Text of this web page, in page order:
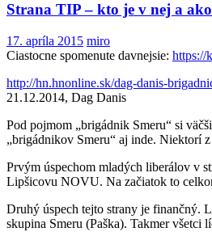
Strana TIP – kto je v nej a
17. apríla 2015 miro
Ciastocne spomenute davnejsie: https://
http://hn.hnonline.sk/dag-danis-
21.12.2014, Dag Danis
Pod pojmom „brigádnik Smeru“ si
„brigádnikov Smeru“ aj inde. Niektorí
Prvým úspechom mladých liberálov v
Lipšicovu NOVU. Na začiatok to
Druhý úspech tejto strany je finančný.
skupina Smeru (Paška). Takmer všetci